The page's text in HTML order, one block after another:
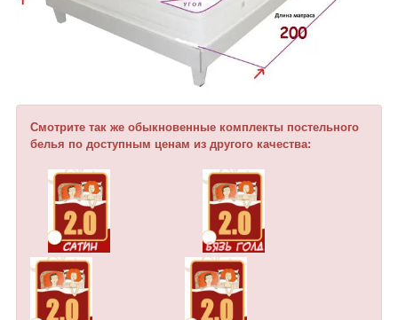
Смотрите так же обыкновенные комплекты постельного
белья по доступным ценам из другого качества: